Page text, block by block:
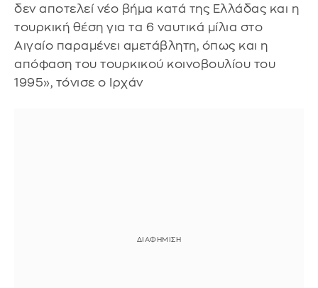
δεν αποτελεί νέο βήμα κατά της Ελλάδας και η
τουρκική θέση για τα 6 ναυτικά μίλια στο
Αιγαίο παραμένει αμετάβλητη, όπως και η
απόφαση του τουρκικού κοινοβουλίου του
1995», τόνισε ο Ιρχάν